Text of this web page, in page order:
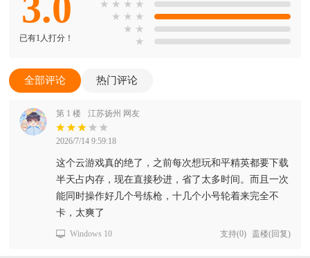
已有1人打分！
★ ★ ★ ★
★ ★ ★
★ ★
★
全部评论 热门评论
第 1 楼 江苏扬州 网友
2026/7/14 9:59:18
这个云游戏真的绝了，之前每次想玩和平精英都要下载
半天占内存，现在直接秒进，省了太多时间。而且一次
能同时操作好几个号练枪，十几个小号轮着来完全不
卡，太爽了
Windows 10 支持(0) 盖楼(回复)